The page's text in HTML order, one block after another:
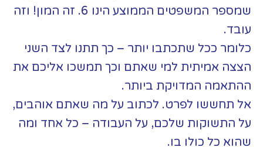
שמספר המשפטים הממוצע הינו 6. זה המון! וזה
עובד.
כלומר ככל שתכתבו יותר – כך תתנו לצד השני
הצצה אמיתית למי שאתם וכך תמשכו אליכם את
ההתאמה המדויקת ביותר.
אל תחששו לפרט. לכתוב על מה שאתם אוהבים,
על התשוקות שלכם, על העבודה – כל אחד ומה
שהוא כל כולו בו.